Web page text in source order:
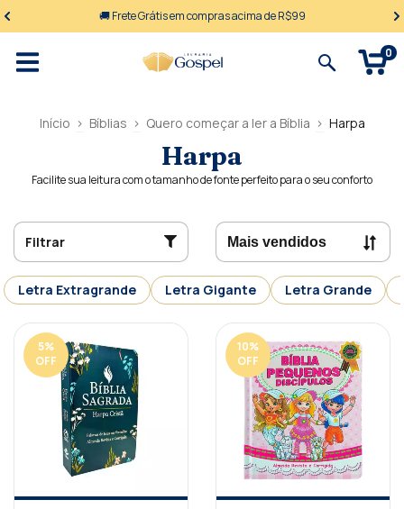
🚚 Frete Grátis em compras acima de R$99
0
Início > Bíblias > Quero começar a ler a Bíblia > Harpa
Harpa
Facilite sua leitura com o tamanho de fonte perfeito para o seu conforto
Filtrar
Letra Extragrande Letra Gigante Letra Grande
5%
OFF
10%
OFF